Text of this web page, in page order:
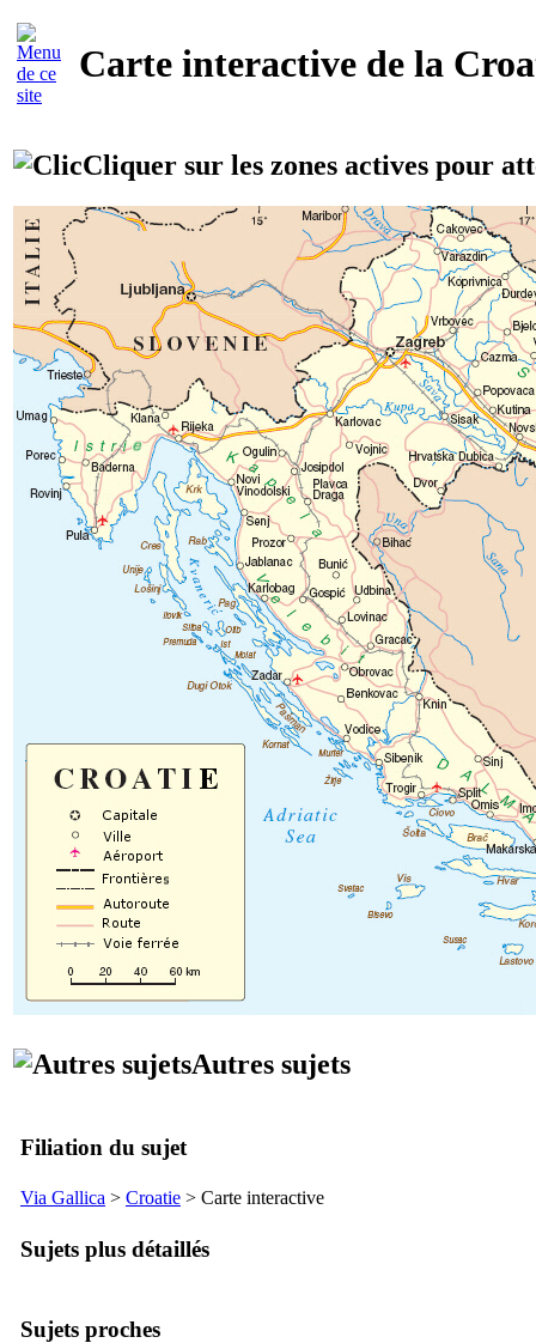
Carte interactive de la
Cliquer sur les zones actives pour
Autres sujets
Filiation du sujet
Via Gallica > Croatie > Carte interactive
Sujets plus détaillés
Sujets proches